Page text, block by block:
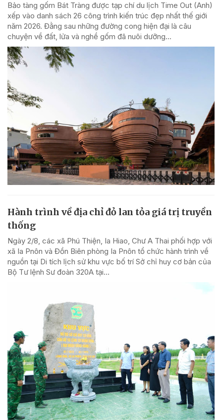
Bảo tàng gốm Bát Tràng được tạp chí du lịch Time Out (Anh)
xếp vào danh sách 26 công trình kiến trúc đẹp nhất thế giới
năm 2026. Đằng sau những đường cong hiện đại là câu
chuyện về đất, lửa và nghề gốm đã nuôi dưỡng...
Hành trình về địa chỉ đỏ lan tỏa giá trị truyền
thống
Ngày 2/8, các xã Phú Thiện, Ia Hiao, Chư A Thai phối hợp với
xã Ia Pnôn và Đồn Biên phòng Ia Pnôn tổ chức hành trình về
nguồn tại Di tích lịch sử khu vực bố trí Sở chỉ huy cơ bản của
Bộ Tư lệnh Sư đoàn 320A tại...